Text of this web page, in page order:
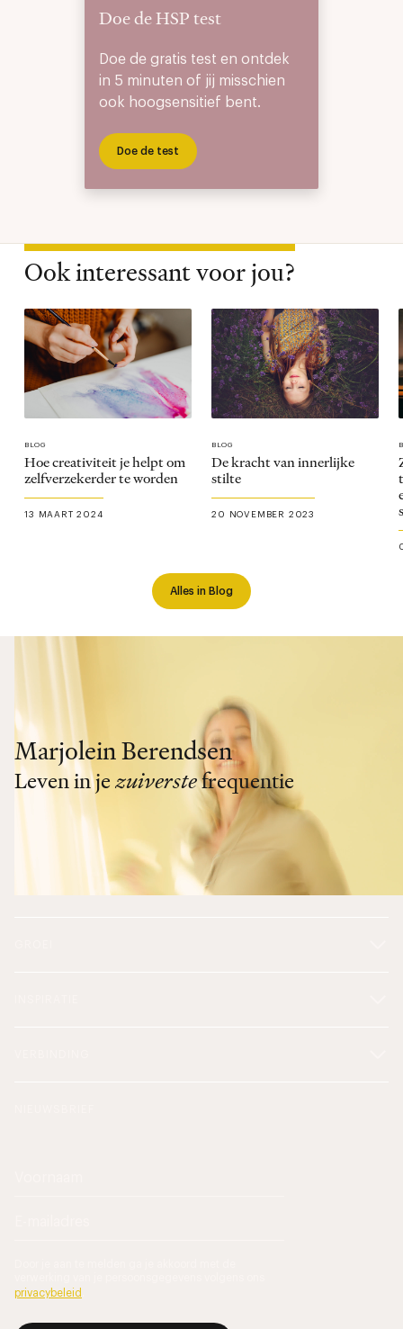
Doe de HSP test
Doe de gratis test en ontdek
in 5 minuten of jij misschien
ook hoogsensitief bent.
Doe de test
Ook interessant voor jou?
Alles in Blog
BLOG
Hoe creativiteit je helpt om
zelfverzekerder te worden
13 MAART 2024
BLOG
De kracht van innerlijke
stilte
20 NOVEMBER 2023
Marjolein Berendsen
Leven in jezuiverstefrequentie
privacybeleid